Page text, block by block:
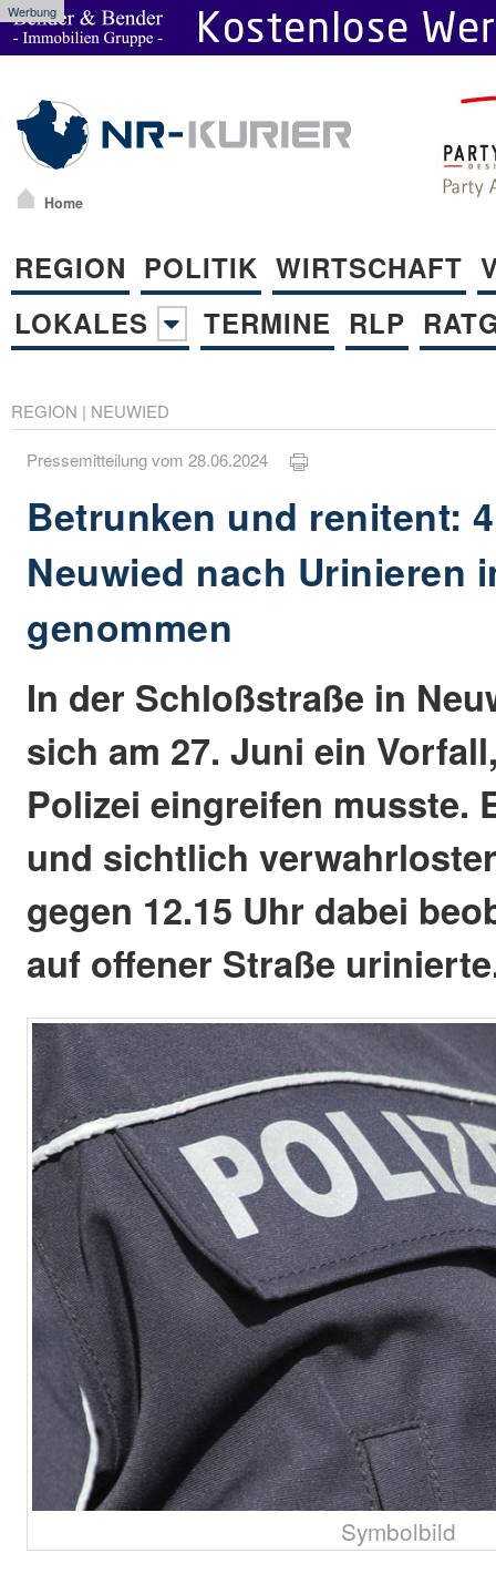
Werbung
Home
REGION POLITIK WIRTSCHAFT
LOKALES
TERMINE RLP
REGION | NEUWIED
Pressemitteilung vom 28.06.2024
Betrunken und renitent:
Neuwied nach Urinieren
genommen
In der Schloßstraße in
sich am 27. Juni ein
Polizei eingreifen musste.
und sichtlich
gegen 12.15 Uhr dabei
auf offener Straße
Symbolbild